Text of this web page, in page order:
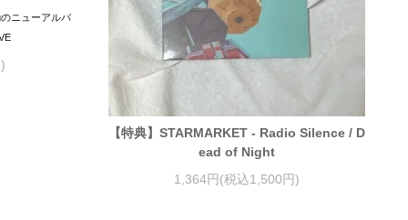
ニューアルバ
【特典】STARMARKET - Radio Silence / D
ead of Night
1,364円(税込1,500円)